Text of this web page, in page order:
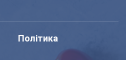
Політика